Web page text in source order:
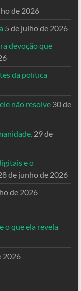
de 2026
5 de julho de 2026
devoção que
da política
não resolve 30 de
29 de
e o
de junho de 2026
de 2026
o que ela revela
2026